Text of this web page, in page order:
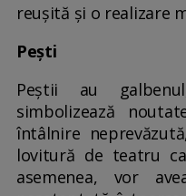
reuşită și o realizare
Pești
Peştii au
simbolizează
întâlnire
lovitură de teatru
asemenea, vor